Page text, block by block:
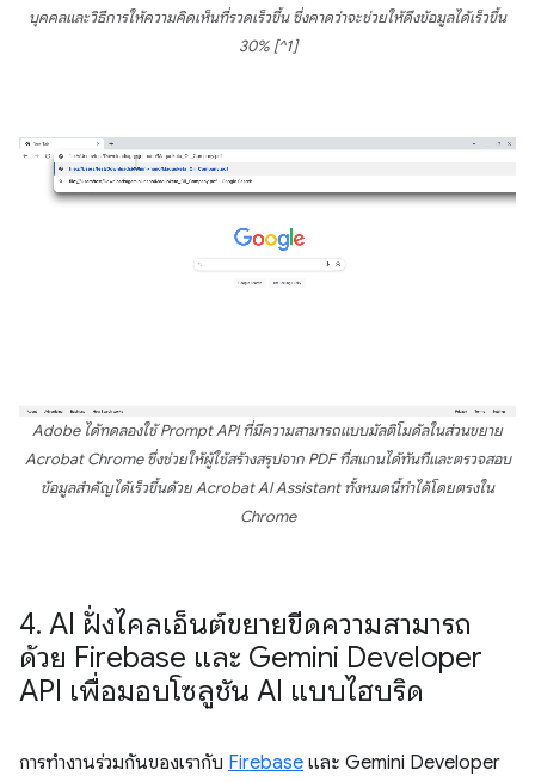
บุคคลและวิธีการให้ความคิดเห็นที่รวดเร็วขึ้น ซึ่งคาดว่าจะช่วยให้ดึงข้อมูลได้เร็วขึ้น
30% [^1]
Adobe ได้ทดลองใช้ Prompt API ที่มีความสามารถแบบมัลติโมดัลในส่วนขยาย
Acrobat Chrome ซึ่งช่วยให้ผู้ใช้สร้างสรุปจาก PDF ที่สแกนได้ทันทีและตรวจสอบ
ข้อมูลสำคัญได้เร็วขึ้นด้วย Acrobat AI Assistant ทั้งหมดนี้ทำได้โดยตรงใน
Chrome
4. AI ฝั่งไคลเอ็นต์ขยายขีดความสามารถ
ด้วย Firebase และ Gemini Developer
API เพื่อมอบโซลูชัน AI แบบไฮบริด
การทำงานร่วมกันของเรากับ Firebase และ Gemini Developer